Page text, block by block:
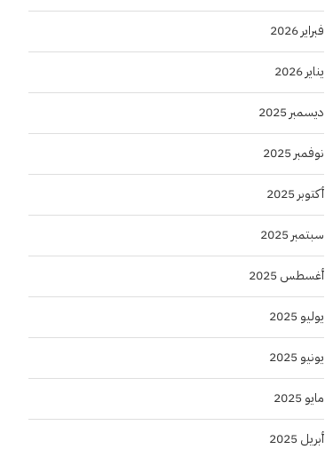
فبراير 2026
يناير 2026
ديسمبر 2025
نوفمبر 2025
أكتوبر 2025
سبتمبر 2025
أغسطس 2025
يوليو 2025
يونيو 2025
مايو 2025
أبريل 2025